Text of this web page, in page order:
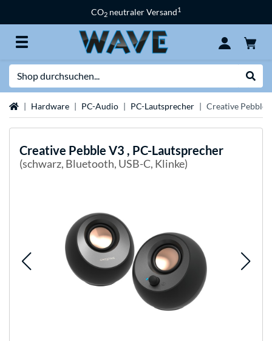
CO2 neutraler Versand1
StartseiteHardware PC-Audio PC-Lautsprecher Creative Pebble
Creative Pebble V3 , PC-Lautsprecher
(schwarz, Bluetooth, USB-C, Klinke)